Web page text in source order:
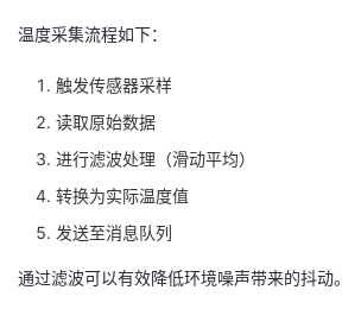
温度采集流程如下：
触发传感器采样
读取原始数据
进行滤波处理（滑动平均）
转换为实际温度值
发送至消息队列
通过滤波可以有效降低环境噪声带来的抖动。